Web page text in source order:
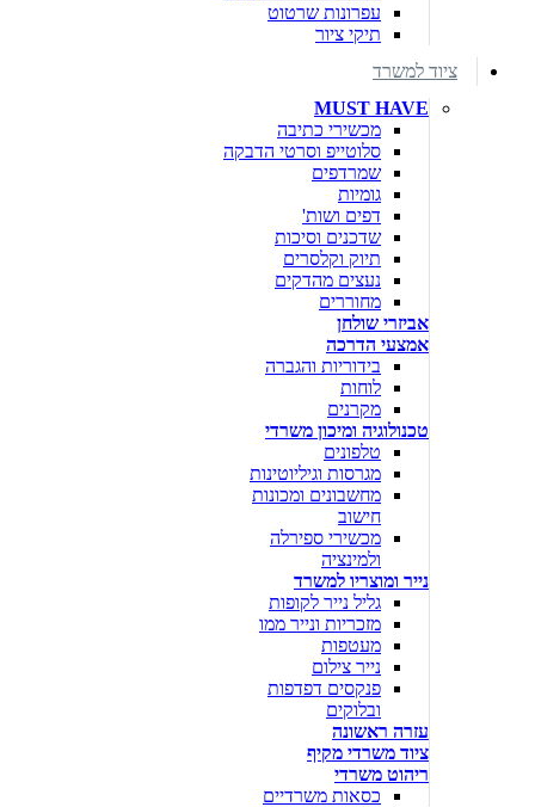
עפרונות שרטוט
תיקי ציור
ציוד למשרד
MUST HAVE
מכשירי כתיבה
סלוטייפ וסרטי הדבקה
שמרדפים
גומיות
דפים ושות'
שדכנים וסיכות
תיוק וקלסרים
נעצים מהדקים
מחוררים
אביזרי שולחן
אמצעי הדרכה
בידוריות והגברה
לוחות
מקרנים
טכנולוגיה ומיכון משרדי
טלפונים
מגרסות וגיליוטינות
מחשבונים ומכונות
חישוב
מכשירי ספירלה
ולמינציה
נייר ומוצריו למשרד
גליל נייר לקופות
מזכריות ונייר ממו
מעטפות
נייר צילום
פנקסים דפדפות
ובלוקים
עזרה ראשונה
ציוד משרדי מקיף
ריהוט משרדי
כסאות משרדיים